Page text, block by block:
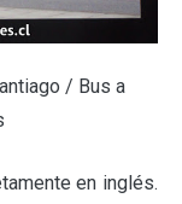
/ Bus a
en inglés.